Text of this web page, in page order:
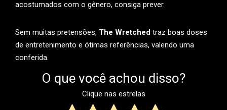
acostumados com o gênero, consiga prever.
Sem muitas pretensões, The Wretched traz boas doses
de entretenimento e ótimas referências, valendo uma
conferida.
O que você achou disso?
Clique nas estrelas